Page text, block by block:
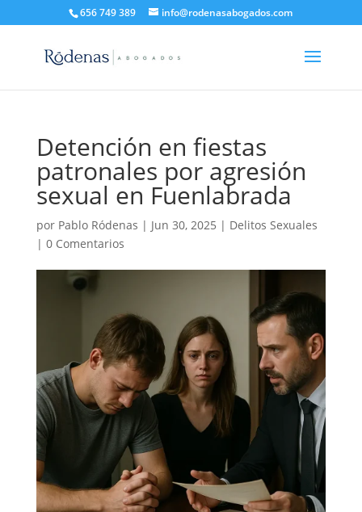
656 749 389 info@rodenasabogados.com
Detención en fiestas
patronales por agresión
sexual en Fuenlabrada
por Pablo Ródenas | Jun 30, 2025 | Delitos Sexuales
| 0 Comentarios